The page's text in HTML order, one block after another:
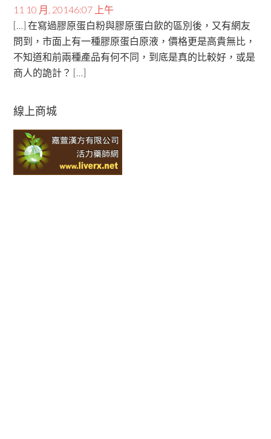
11 10 月, 20146:07 上午
[…] 在寫過膠原蛋白粉與膠原蛋白飲的區別後，又有網友
問到，市面上有一種膠原蛋白原液，價格更是高貴無比，
不知道和前兩種產品有何不同，到底是真的比較好，或是
商人的詭計？ […]
線上商城